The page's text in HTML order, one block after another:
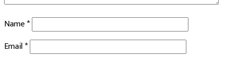
Name*
Email*